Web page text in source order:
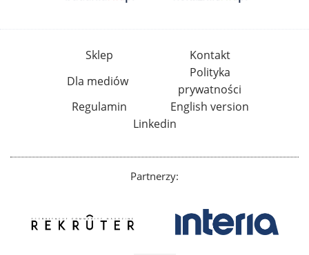
Sklep
Kontakt
Dla mediów
Polityka
prywatności
Regulamin
English version
Linkedin
Partnerzy: